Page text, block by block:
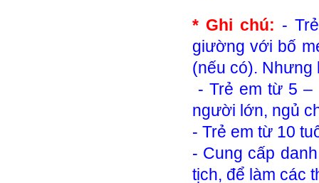
* Ghi chú: -
giường với bố
(nếu có). Nhưng
- Trẻ em từ 5 –
người lớn, ngủ
- Trẻ em từ 10
- Cung cấp
tịch, để làm các